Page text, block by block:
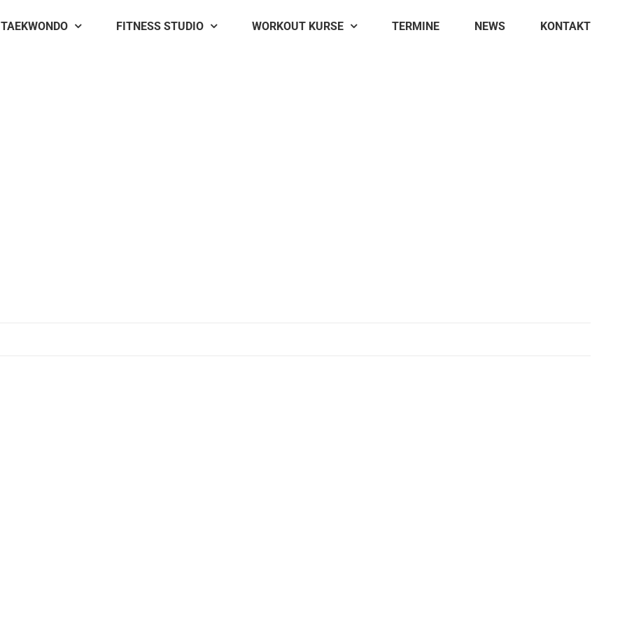
TAEKWONDO FITNESS STUDIO WORKOUT KURSE TERMINE NEWS KONTAKT